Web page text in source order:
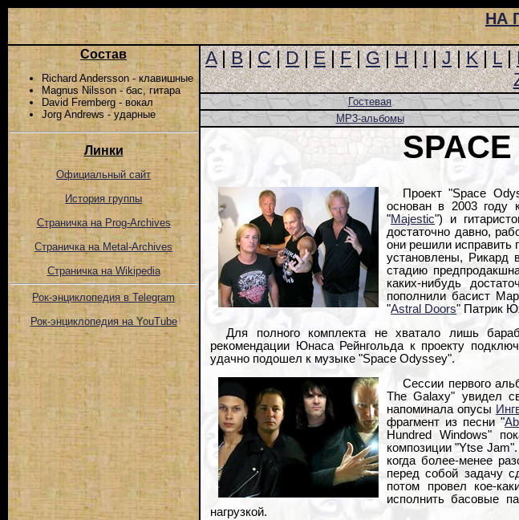
НА
Состав
Richard Andersson - клавишные
Magnus Nilsson - бас, гитара
David Fremberg - вокал
Jorg Andrews - ударные
Линки
Официальный сайт
История группы
Страничка на Prog-Archives
Страничка на Metal-Archives
Страничка на Wikipedia
Рок-энциклопедия в Telegram
Рок-энциклопедия на YouTube
A|B|C|D|E|F|G|H|I|J|K|L|
Гостевая
MP3-альбомы
Проект "Space
основан в 2003 году
"Majestic") и
достаточно давно,
они решили
установлены, Рикард
стадию
каких-нибудь
пополнили басист
"Astral Doors" Патрик
Для полного комплекта не хватало лишь
рекомендации Юнаса Рейнгольда к проекту
удачно подошел к музыке "Space Odyssey".
Сессии первого
The Galaxy" увидел
напоминала опусы
фрагмент из песни "
Hundred Windows"
композиции "Ytse
когда более-менее
перед собой задачу
потом провел кое-
исполнить басовые
нагрузкой.